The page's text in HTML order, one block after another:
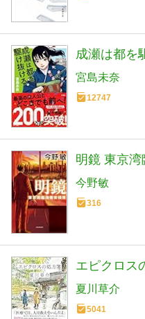
成瀬は都を
宮島未奈
12747
明鏡 東京
今野敏
316
エピクロス
夏川草介
5041